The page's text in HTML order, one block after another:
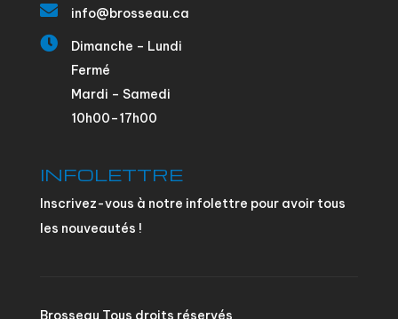
 info@brosseau.ca

Dimanche – Lundi
Fermé
Mardi – Samedi
10h00–17h00
INFOLETTRE
Inscrivez-vous à notre infolettre pour avoir tous
les nouveautés !
Brosseau Tous droits réservés